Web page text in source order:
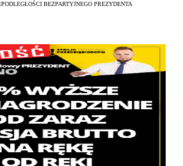
BEZPARTYJNEGO PREZYDENTA